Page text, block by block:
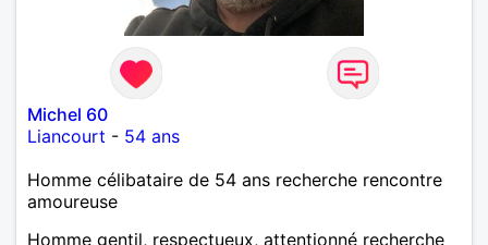
Michel 60
Liancourt - 54 ans
Homme célibataire de 54 ans recherche rencontre
amoureuse
Homme gentil, respectueux, attentionné recherche